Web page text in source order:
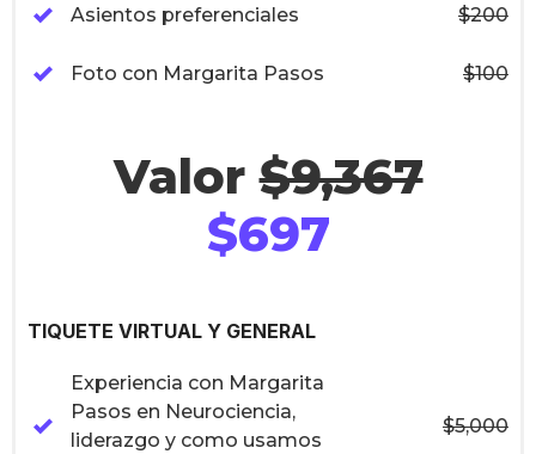
Asientos preferenciales $200
Foto con Margarita Pasos $100
Valor $9,367
$697
TIQUETE VIRTUAL Y GENERAL
Experiencia con Margarita
Pasos en Neurociencia,
liderazgo y como usamos
$5,000